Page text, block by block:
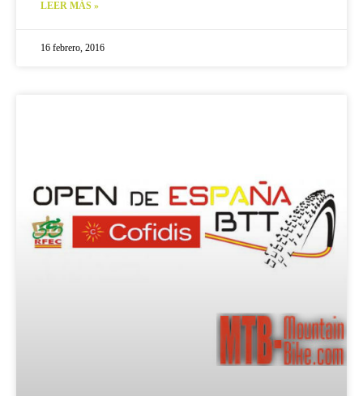
LEER MÁS »
16 febrero, 2016